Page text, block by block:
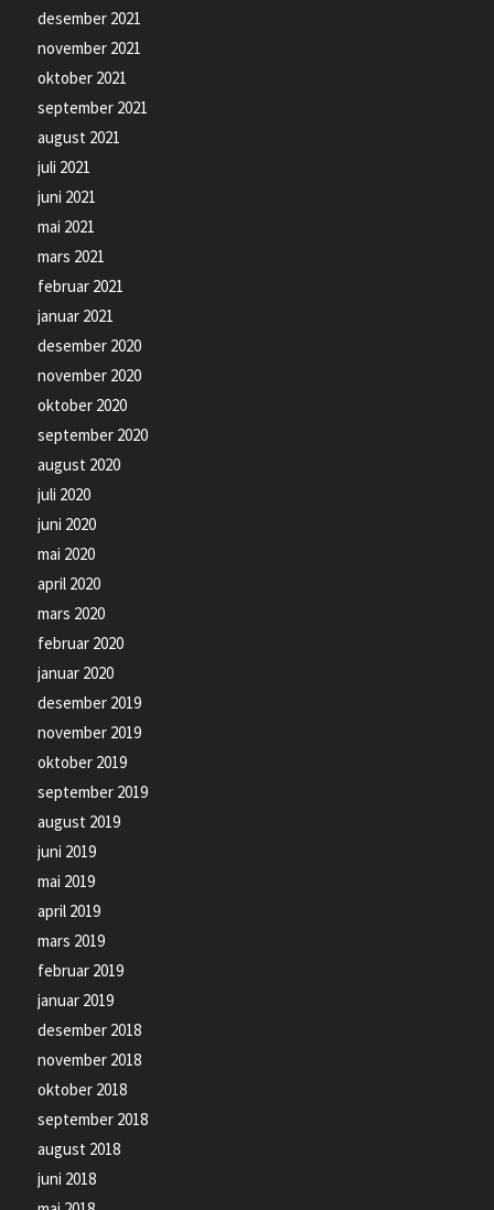
desember 2021
november 2021
oktober 2021
september 2021
august 2021
juli 2021
juni 2021
mai 2021
mars 2021
februar 2021
januar 2021
desember 2020
november 2020
oktober 2020
september 2020
august 2020
juli 2020
juni 2020
mai 2020
april 2020
mars 2020
februar 2020
januar 2020
desember 2019
november 2019
oktober 2019
september 2019
august 2019
juni 2019
mai 2019
april 2019
mars 2019
februar 2019
januar 2019
desember 2018
november 2018
oktober 2018
september 2018
august 2018
juni 2018